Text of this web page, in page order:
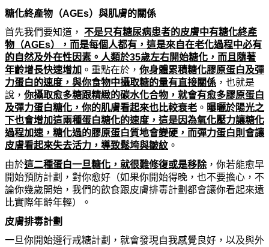
糖化終產物（AGEs）與肌膚的關係
首先我們要知道， 不是只有糖尿病患者的皮膚中有糖化終產
物（AGEs），而是每個人都有，這是來自在老化過程中必有
的自然及外在性因素。人類於35歲左右開始糖化，而且隨著
年齡增長快速增加 。重點在於， 你身體累積糖化膠原蛋白及彈
力蛋白的速度，與你食物中攝取糖的量有直接關係 ，也就是
說， 你攝取愈多糖跟精緻的碳水化合物，就會有愈多膠原蛋白
及彈力蛋白糖化， 你的肌膚看起來也比較衰老 。 曝曬於陽光之
下也會增加這兩種蛋白糖化的速度，這是因為氧化壓力讓糖化
過程加速，糖化過的膠原蛋白質地會變硬，而彈力蛋白則會讓
皮膚看起來失去活力，導致鬆垮與皺紋 。
由於這二種蛋白一旦糖化，就很難修復或是移除， 你若能愈早
開始預防計劃，對你愈好（如果你開始得晚 ，也不要擔心，不
論你幾歲開始，我們的飲食跟皮膚排毒計劃都會讓你看起來遠
比實際年齡年輕）。
皮膚排毒計劃
一旦你開始遵行戒糖計劃，就會發現自我感覺良好，以及與外